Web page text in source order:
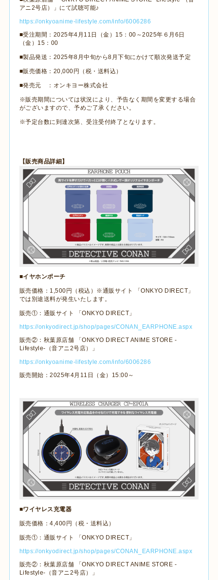
アニ2号店）」にて試聴可能♪
https://onkyoanime-lifestyle.com/info/6006286
■受注期間： 2025年4 月 11 日（金） 15 ： 00 ～2025年６月 6 日
（金） 15 ： 00
■製品発送： 2025年8 月中旬から8 月下旬にかけて順次発送予定
■販売価格： 20,000 円（税・送料込）
■発売元 ：オンキヨー株式会社
※販売期間については状況により、予告なく期間を変更する場合
がございますので、予めご了承ください。
※予定台数に到達次第、受注受付終了となります。
【販売商品詳細】
■イヤホンポーチ
販売価格： 1,500 円（税込）※通販サイト 「ONKYO DIRECT 」
では別途送料が発生いたします。
販売①：通販サイト 「ONKYO DIRECT 」
https://onkyodirect.jp/shop/pages/CONAN_EARPHONE.aspx
販売②：秋葉原店舗 「ONKYO DIRECT ANIME STORE -
Lifestyle- （音アニ2号店）」
https://onkyoanime-lifestyle.com/info/6006286
販売開始：2025年4月 11 日（金） 15:00～
■ワイヤレス充電器
販売価格：4,400円（税・送料込）
販売①：通販サイト 「ONKYO DIRECT 」
https://onkyodirect.jp/shop/pages/CONAN_EARPHONE.aspx
販売②：秋葉原店舗 「ONKYO DIRECT ANIME STORE -
Lifestyle- （音アニ 2号店）」